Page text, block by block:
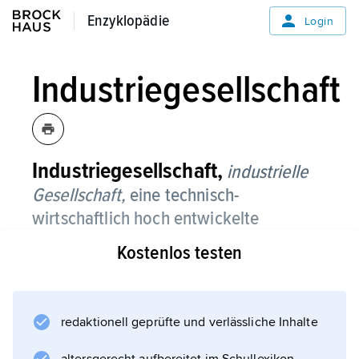
Enzyklopädie
Enzyklopädie Login
Industriegesellschaft
Industriegesellschaft, industrielle
Gesellschaft, eine technisch-
wirtschaftlich hoch entwickelte
Gesellschaft, die in ihrer Struktur und
Dynamik weitgehend durch die
Im Mittelpunkt der Industriegesellschaft steht
Kostenlos testen
redaktionell geprüfte und verlässliche Inhalte